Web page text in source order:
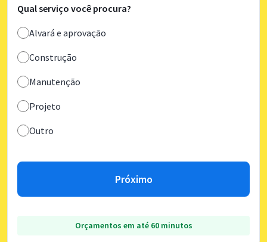
Qual serviço você procura?
Alvará e aprovação
Construção
Manutenção
Projeto
Outro
Próximo
Orçamentos em até 60 minutos